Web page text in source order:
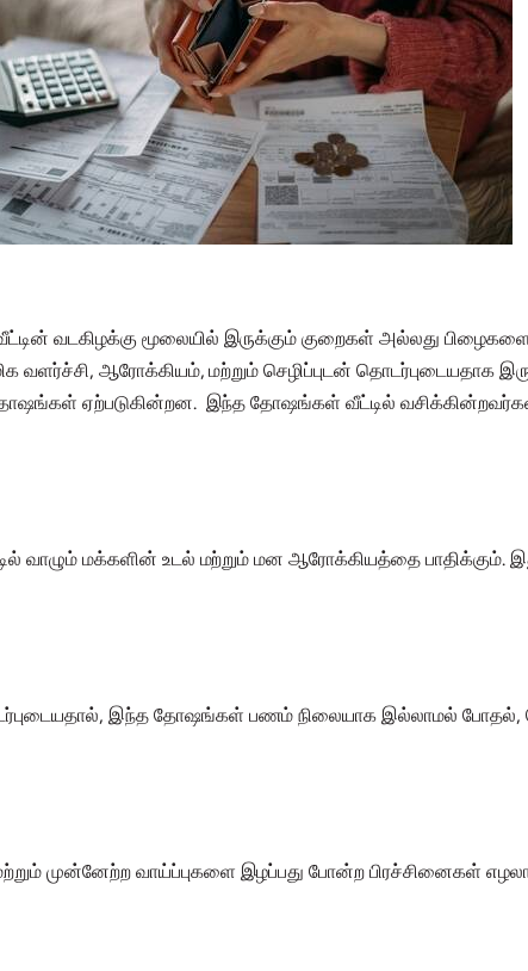
வடகிழக்கு மூலையில் இருக்கும் குறைகள் அல்லது பிழைகளை
வளர்ச்சி, ஆரோக்கியம், மற்றும் செழிப்புடன் தொடர்புடையதாக
தோஷங்கள் ஏற்படுகின்றன. இந்த தோஷங்கள் வீட்டில்
வாழும் மக்களின் உடல் மற்றும் மன ஆரோக்கியத்தை பாதிக்கும்.
இந்த தோஷங்கள் பணம் நிலையாக இல்லாமல் போதல்,
முன்னேற்ற வாய்ப்புகளை இழப்பது போன்ற பிரச்சினைகள்